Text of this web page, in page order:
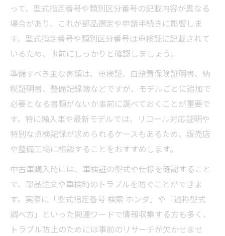
車検モデルの違いが中古車選びに与える影
響
車検対応モデルの見極め方と選び方のコツ
型式やグレードによる車検費用の違いに注
目
車検証を使ったモデル確認で失敗を防ぐ方
法
中古車選びで重視すべき車検モデルの特徴
10年超え車の車検を安心して受けるポイント
10年超えモデルの車検で注意すべき点
古い車の車検通過に必要な整備とは
10年超え車検での費用と必要書類の違い
車検モデル別に見る経年劣化への対応策
高年式モデルの車検で失敗しないコツ
って、型式指定番号や類別区分番号の記載内容が異なる
場合があり、これが部品選定や申請手続きに影響しま
す。型式指定番号や類別区分番号は車検証に記載されて
いるため、事前にしっかりと確認しましょう。
準備すべき主な書類は、車検証、自賠責保険証明書、納
税証明書、整備記録簿などですが、モデルごとに追加で
必要となる書類がないか事前に調べておくことが重要で
す。特に輸入車や最新モデルでは、リコール対応証明や
特別な点検記録が求められるケースもあるため、販売店
や整備工場に相談することをおすすめします。
中古車購入時には、車検証の型式や仕様を確認すること
で、部品注文や車検時のトラブルを防ぐことができま
す。実際に「型式指定番号 検索 ホンダ」や「通称型式
調べ方」といった関連ワードで情報収集する方も多く、
トラブル防止のためには事前のリサーチが欠かせませ